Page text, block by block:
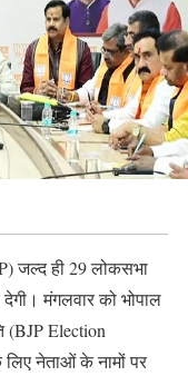
जल्द ही 29 लोकसभा
मंगलवार को भोपाल
(BJP Election
नेताओं के नामों पर